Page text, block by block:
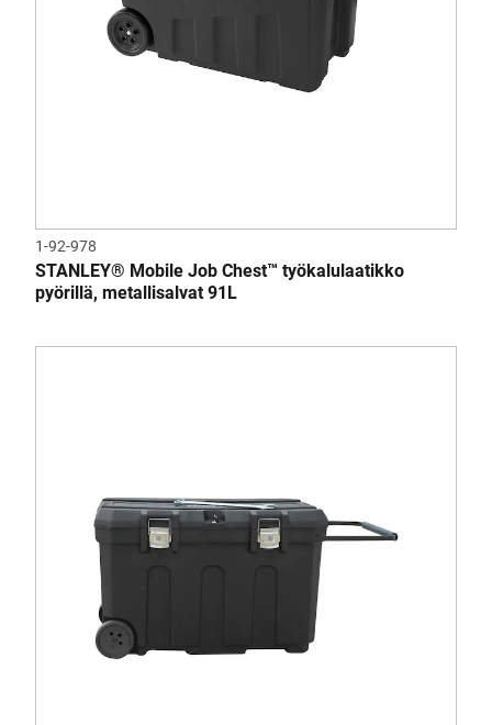
1-92-978
STANLEY® Mobile Job Chest™ työkalulaatikko
pyörillä, metallisalvat 91L